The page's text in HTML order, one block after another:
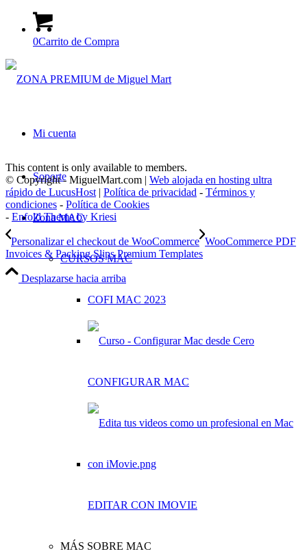
0Carrito de Compra
Mi cuenta
Soporte
Zona MAC
CURSOS MAC
COFI MAC 2023
CONFIGURAR MAC
EDITAR CON IMOVIE
MÁS SOBRE MAC
This content is only available to members.
© Copyright - MiguelMart.com | Web alojada en hosting ultra
rápido de LucusHost | Política de privacidad - Términos y
condiciones - Política de Cookies
- Enfold Theme by Kriesi
Personalizar el checkout de WooCommerce WooCommerce PDF
Invoices & Packing Slips Premium Templates
Desplazarse hacia arriba